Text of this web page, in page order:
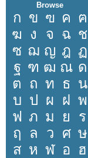
Browse
ก ข ฃ ค ฅ
ฆ ง จ ฉ ช
ซ ฌ ญ ฎ ฏ
ฐ ฑ ฒ ณ ด
ต ถ ท ธ น
บ ป ผ ฝ พ
ฟ ภ ม ย
ร
ฤ
ล ว ศ ษ
ส ห ฬ อ ฮ